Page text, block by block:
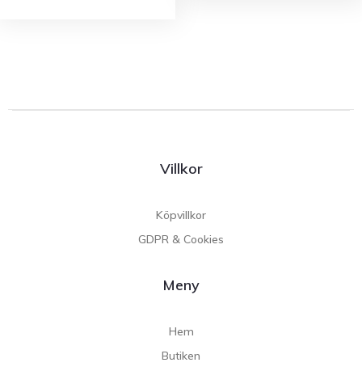
Villkor
Köpvillkor
GDPR & Cookies
Meny
Hem
Butiken